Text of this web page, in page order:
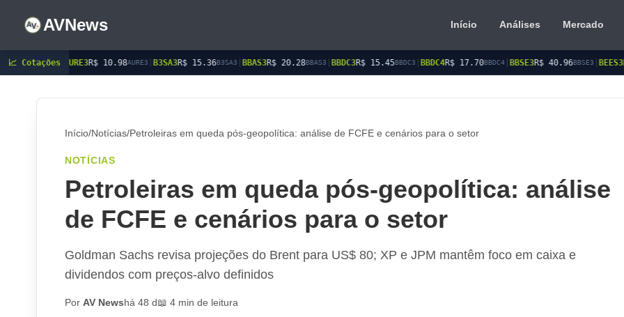
AVNews Início Análises Mercado
📈 Cotações
R$ 10.98AURE3 |B3SA3 R$ 15.36B3SA3|BBAS3 R$ 20.28BBAS3|BBDC3 R$ 15.45BBDC3|BBDC4 R$ 17.70BBDC4|BBSE3 R$ 40.96BBSE3|BEES3 R$ 8.77BEES3|
Início/Notícias/Petroleiras em queda pós-geopolítica: análise de FCFE e cenários para o setor
NOTÍCIAS
Petroleiras em queda pós-geopolítica: análise
de FCFE e cenários para o setor
Goldman Sachs revisa projeções do Brent para US$ 80; XP e JPM mantêm foco em caixa e
dividendos com preços-alvo definidos
Por AV Newshá 48 d📖 4 min de leitura